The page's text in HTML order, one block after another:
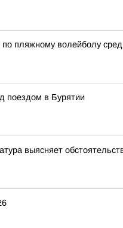
пляжному волейболу
поездом в Бурятии
выясняет